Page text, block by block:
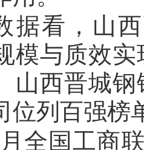
据看，山
模与质效
山西晋城
位列百强榜
全国工商